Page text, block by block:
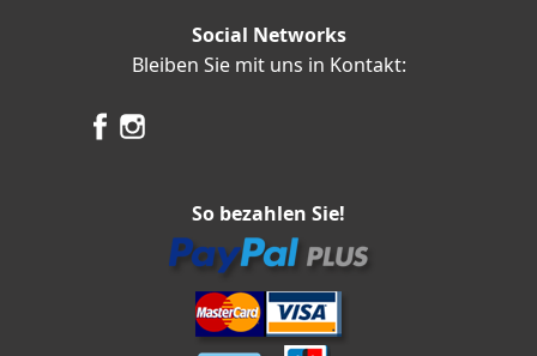
Social Networks
Bleiben Sie mit uns in Kontakt:
So bezahlen Sie!